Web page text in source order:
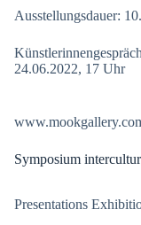
Ausstellungsdauer:
24.06.2022, 17 Uhr
Symposium
Presentations